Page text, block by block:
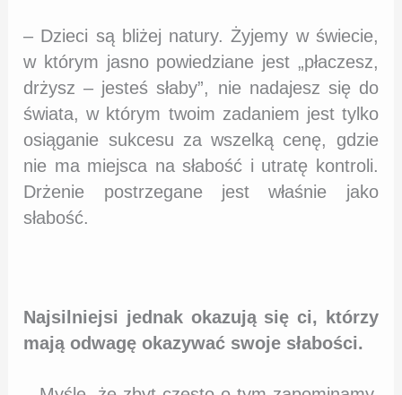
– Dzieci są bliżej natury. Żyjemy w świecie,
w którym jasno powiedziane jest „płaczesz,
drżysz – jesteś słaby”, nie nadajesz się do
świata, w którym twoim zadaniem jest tylko
osiąganie sukcesu za wszelką cenę, gdzie
nie ma miejsca na słabość i utratę kontroli.
Drżenie postrzegane jest właśnie jako
słabość.
Najsilniejsi jednak okazują się ci, którzy
mają odwagę okazywać swoje słabości.